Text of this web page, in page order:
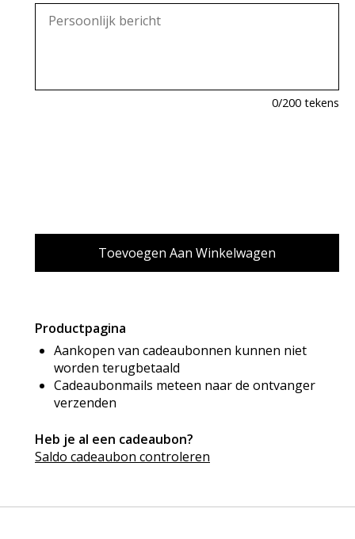
0/200 tekens
Productpagina
Aankopen van cadeaubonnen kunnen niet
worden terugbetaald
Cadeaubonmails meteen naar de ontvanger
verzenden
Heb je al een cadeaubon?
Saldo cadeaubon controleren